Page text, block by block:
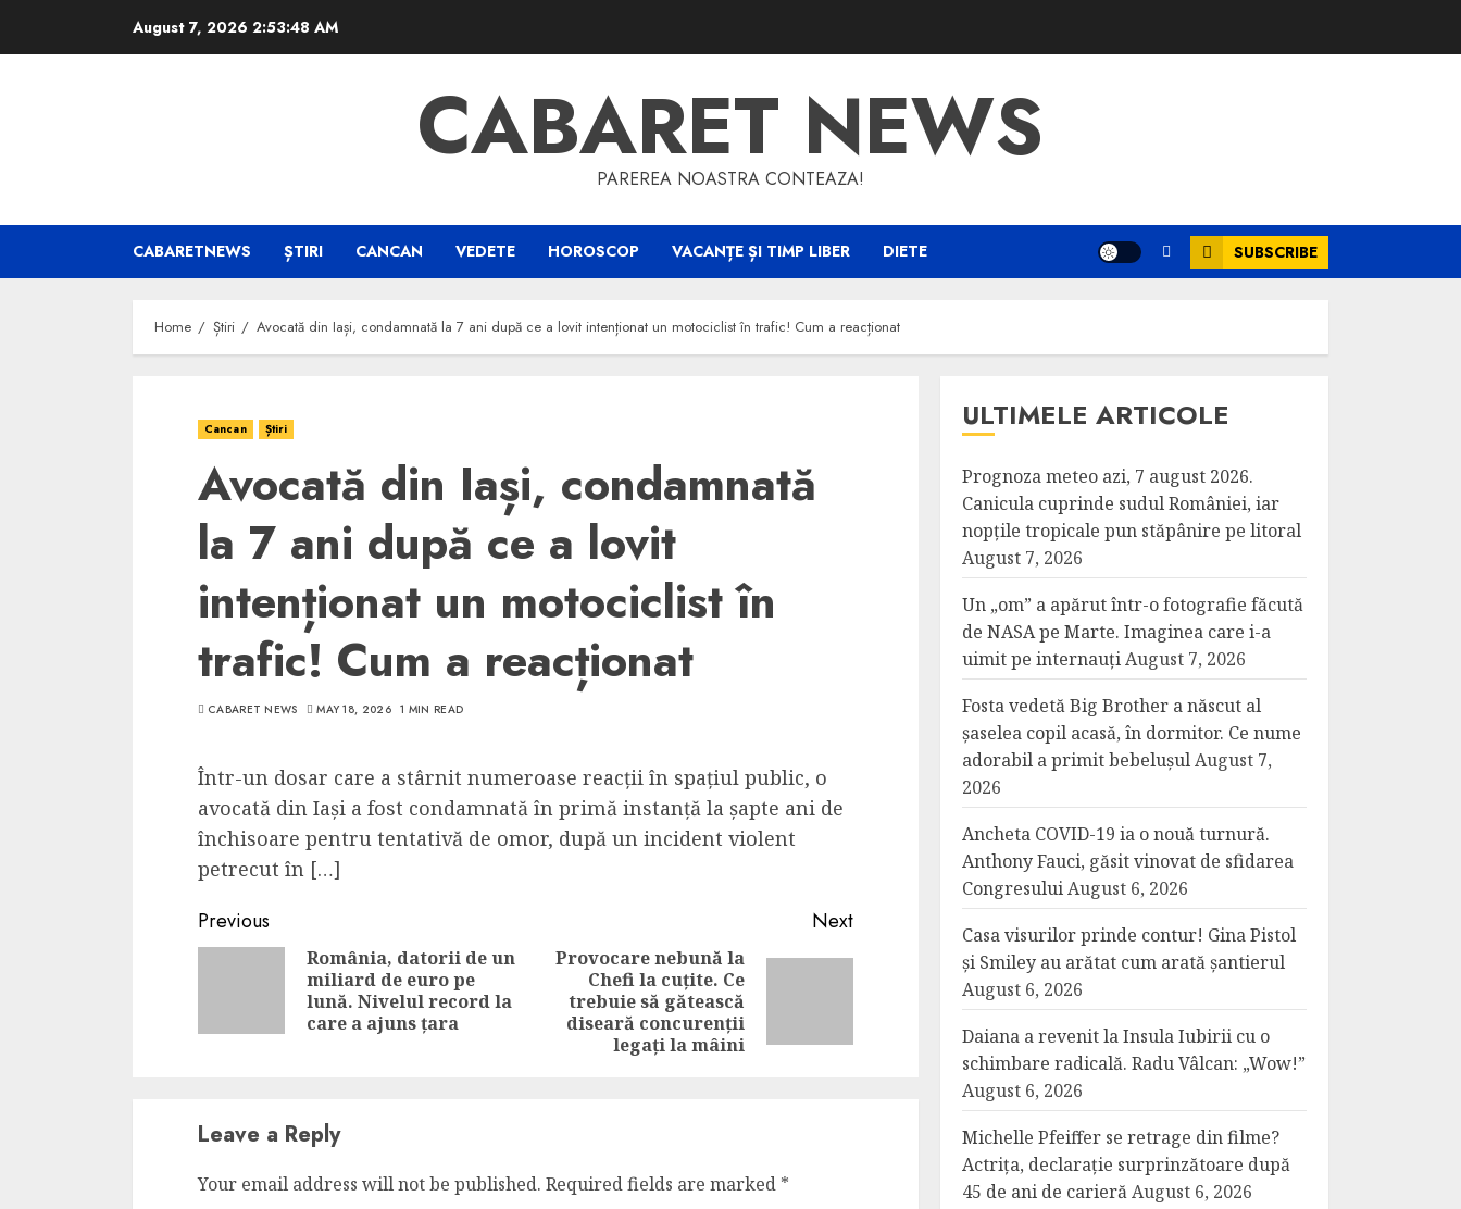
August 7, 2026 2:53:49 AM
CABARET NEWS
PAREREA NOASTRA CONTEAZA!
CABARETNEWS ȘTIRI CANCAN VEDETE HOROSCOP VACANȚE ȘI TIMP LIBER DIETE SUBSCRIBE
Home Știri Avocată din Iași, condamnată la 7 ani după ce a lovit intenționat un motociclist în trafic! Cum a reacționat
Cancan Știri
Avocată din Iași, condamnată
la 7 ani după ce a lovit
intenționat un motociclist în
trafic! Cum a reacționat
CABARET NEWS MAY 18, 2026 1 MIN READ
Într-un dosar care a stârnit numeroase reacții în spațiul public, o
avocată din Iași a fost condamnată în primă instanță la șapte ani de
închisoare pentru tentativă de omor, după un incident violent
petrecut în […]
Continue
Reading
Previous
Previous
post:
România, datorii de un
miliard de euro pe
lună. Nivelul record la
care a ajuns țara
Next
Next
post:
Provocare nebună la
Chefi la cuțite. Ce
trebuie să gătească
diseară concurenții
legați la mâini
Leave a Reply
Your email address will not be published. Required fields are marked *
ULTIMELE ARTICOLE
Prognoza meteo azi, 7 august 2026.
Canicula cuprinde sudul României, iar
nopțile tropicale pun stăpânire pe litoral
August 7, 2026
Un „om” a apărut într-o fotografie făcută
de NASA pe Marte. Imaginea care i-a
uimit pe internauțiAugust 7, 2026
Fosta vedetă Big Brother a născut al
șaselea copil acasă, în dormitor. Ce nume
adorabil a primit bebelușulAugust 7,
2026
Ancheta COVID-19 ia o nouă turnură.
Anthony Fauci, găsit vinovat de sfidarea
CongresuluiAugust 6, 2026
Casa visurilor prinde contur! Gina Pistol
și Smiley au arătat cum arată șantierul
August 6, 2026
Daiana a revenit la Insula Iubirii cu o
schimbare radicală. Radu Vâlcan: „Wow!”
August 6, 2026
Michelle Pfeiffer se retrage din filme?
Actrița, declarație surprinzătoare după
45 de ani de carierăAugust 6, 2026